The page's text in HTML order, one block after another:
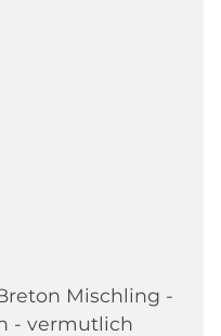
Mischling -
- vermutlich